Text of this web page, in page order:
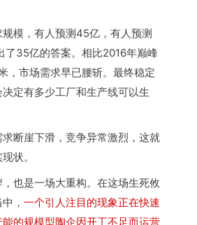
模，有人预测45亿，有人预测
了35亿的答案。相比2016年巅峰
，市场需求早已腰斩。最终稳定
定有多少工厂和生产线可以生
断崖下滑，竞争异常激烈，这就
状。
也是一场大重构。在这场生死攸
， 一个引人注目的现象正在快速
的规模型陶企因开工不足而运营